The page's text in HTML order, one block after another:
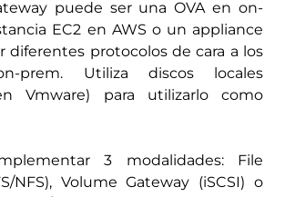
puede ser una OVA en on-
EC2 en AWS o un appliance
diferentes protocolos de cara a los
prem. Utiliza discos locales
Vmware) para utilizarlo como
3 modalidades: File
NFS), Volume Gateway (iSCSI) o